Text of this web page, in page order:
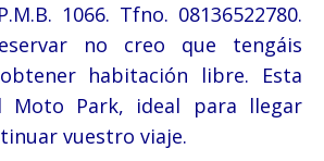
1066. Tfno. 08136522780.
no creo que tengáis
habitación libre. Esta
Moto Park, ideal para llegar
vuestro viaje.